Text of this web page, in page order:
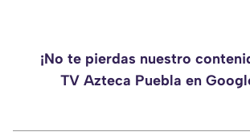
¡No te pierdas nuestro
TV Azteca Puebla en